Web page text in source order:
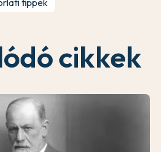
tippek
cikkek